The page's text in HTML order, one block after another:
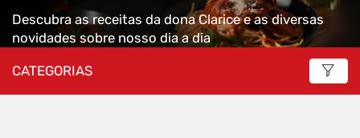
Descubra as receitas da dona Clarice e as diversas
novidades sobre nosso dia a dia
CATEGORIAS